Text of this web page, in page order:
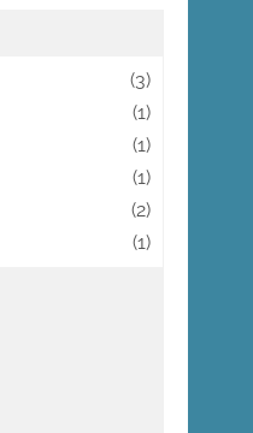
(3)
(1)
(1)
(1)
(2)
(1)